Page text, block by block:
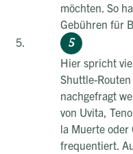
möchten. So
Gebühren für
Hier spricht
Shuttle-
nachgefragt
von Uvita,
la Muerte oder
frequentiert.